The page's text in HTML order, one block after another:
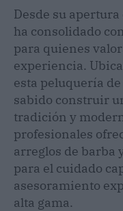
Desde su apertura
ha consolidado
para quienes
experiencia.
esta peluquería
sabido construir
tradición y
profesionales
arreglos de barba
para el cuidado
asesoramiento
alta gama.